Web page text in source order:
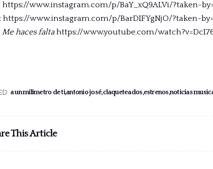
https://www.instagram.com/p/BaY_xQ9ALVi/?taken-
https://www.instagram.com/p/BarDIFYgNjO/?taken-
Me haces falta https://www.youtube.com/
a un milímetro de tiantonio joséclaqueteadosestrenosnoticias
This Article